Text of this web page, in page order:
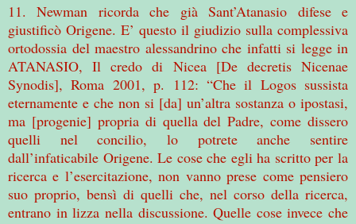
11. Newman ricorda che già Sant’Atanasio difese e
giustificò Origene. E’ questo il giudizio sulla complessiva
ortodossia del maestro alessandrino che infatti si legge in
ATANASIO, Il credo di Nicea [De decretis Nicenae
Synodis], Roma 2001, p. 112: “Che il Logos sussista
eternamente e che non si [da] un’altra sostanza o ipostasi,
ma [progenie] propria di quella del Padre, come dissero
quelli nel concilio, lo potrete anche sentire
dall’infaticabile Origene. Le cose che egli ha scritto per la
ricerca e l’esercitazione, non vanno prese come pensiero
suo proprio, bensì di quelli che, nel corso della ricerca,
entrano in lizza nella discussione. Quelle cose invece che